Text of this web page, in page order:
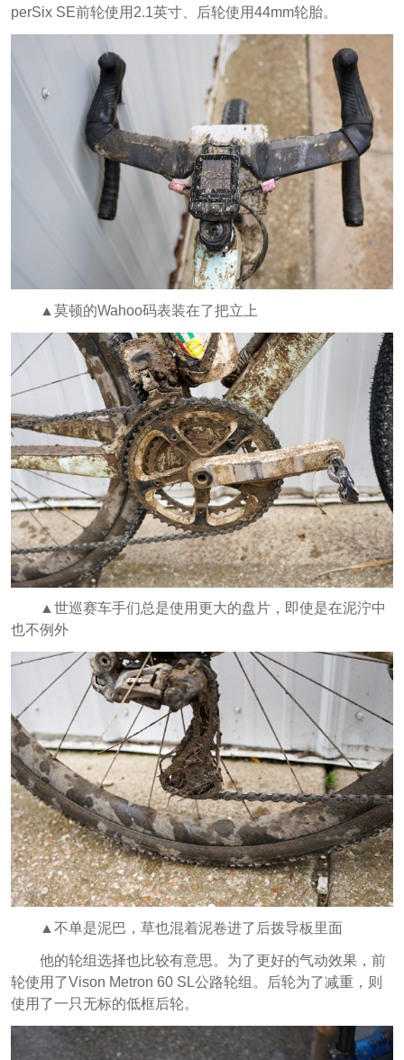
perSix SE前轮使用2.1英寸、后轮使用44mm轮胎。
▲莫顿的Wahoo码表装在了把立上
▲世巡赛车手们总是使用更大的盘片，即使是在泥泞中
也不例外
▲不单是泥巴，草也混着泥卷进了后拨导板里面
他的轮组选择也比较有意思。为了更好的气动效果，前
轮使用了Vison Metron 60 SL公路轮组。后轮为了减重，则
使用了一只无标的低框后轮。